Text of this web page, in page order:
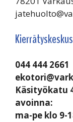
044 444 2661
Käsityökatu
avoinna:
ma-pe klo 9-